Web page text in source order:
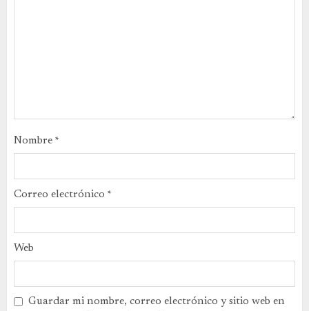
Nombre *
Correo electrónico *
Web
Guardar mi nombre, correo electrónico y sitio web en